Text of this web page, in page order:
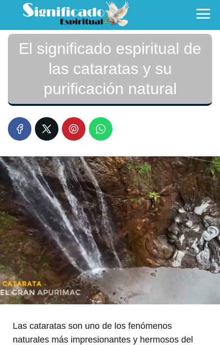
El significado espiritual de
las cataratas y su
purificación natural
Las cataratas son uno de los fenómenos
naturales más impresionantes y hermosos del